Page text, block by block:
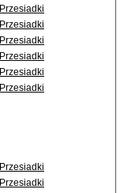
Przesiadki
Przesiadki
Przesiadki
Przesiadki
Przesiadki
Przesiadki
Przesiadki
Przesiadki